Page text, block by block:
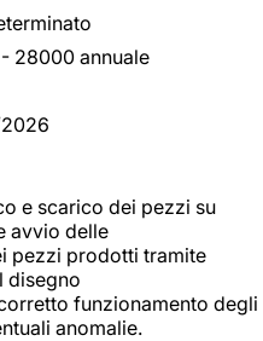
28000 annuale
e scarico dei pezzi su
avvio delle
pezzi prodotti tramite
disegno
funzionamento degli
anomalie.